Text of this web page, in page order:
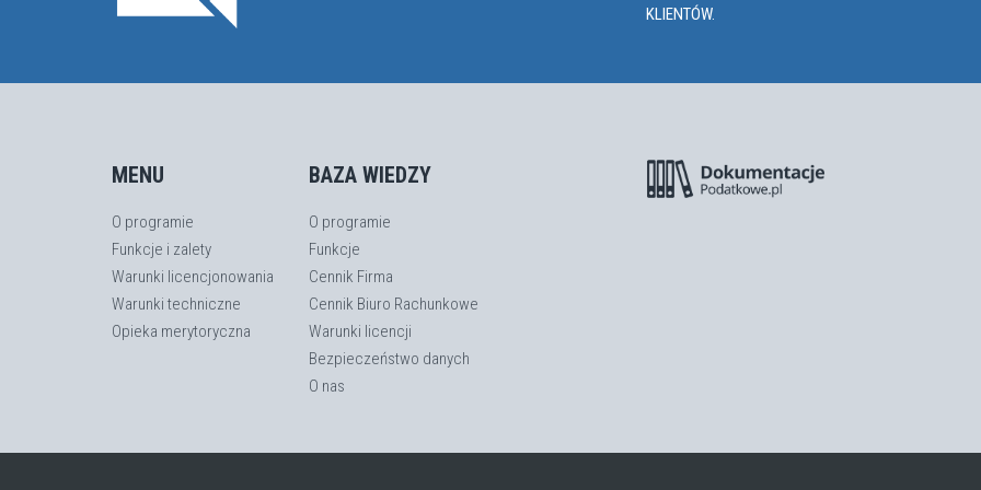
KLIENTÓW.
MENU
O programie
Funkcje i zalety
Warunki licencjonowania
Warunki techniczne
Opieka merytoryczna
BAZA WIEDZY
O programie
Funkcje
Cennik Firma
Cennik Biuro Rachunkowe
Warunki licencji
Bezpieczeństwo danych
O nas